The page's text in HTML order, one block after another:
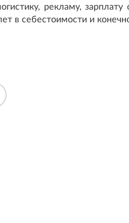
рекламу,
в себестоимости и